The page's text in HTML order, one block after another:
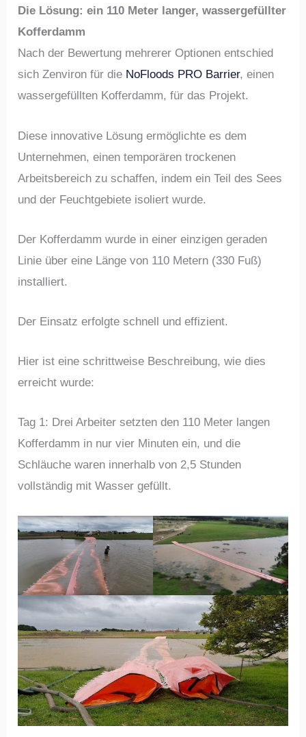
Die Lösung: ein 110 Meter langer, wassergefüllter
Kofferdamm
Nach der Bewertung mehrerer Optionen entschied
sich Zenviron für die NoFloods PRO Barrier, einen
wassergefüllten Kofferdamm, für das Projekt.
Diese innovative Lösung ermöglichte es dem
Unternehmen, einen temporären trockenen
Arbeitsbereich zu schaffen, indem ein Teil des Sees
und der Feuchtgebiete isoliert wurde.
Der Kofferdamm wurde in einer einzigen geraden
Linie über eine Länge von 110 Metern (330 Fuß)
installiert.
Der Einsatz erfolgte schnell und effizient.
Hier ist eine schrittweise Beschreibung, wie dies
erreicht wurde:
Tag 1: Drei Arbeiter setzten den 110 Meter langen
Kofferdamm in nur vier Minuten ein, und die
Schläuche waren innerhalb von 2,5 Stunden
vollständig mit Wasser gefüllt.